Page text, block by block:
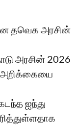
தவெக அரசின்
அரசின் 2026
அறிக்கையை
ஐந்து